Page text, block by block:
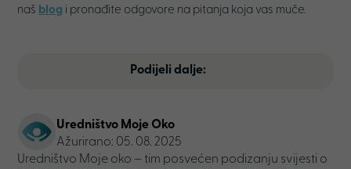
naš blog i pronađite odgovore na pitanja koja vas muče.
Podijeli dalje:
Uredništvo Moje Oko
Ažurirano: 05. 08. 2025
Uredništvo Moje oko – tim posvećen podizanju svijesti o